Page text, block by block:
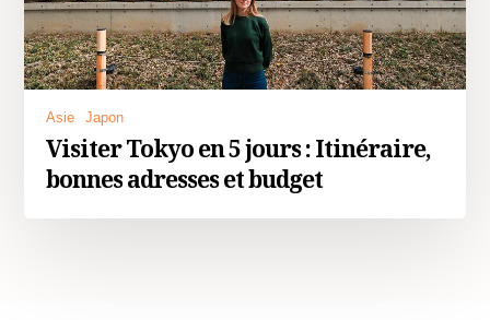
Asie Japon
Visiter Tokyo en 5 jours : Itinéraire,
bonnes adresses et budget